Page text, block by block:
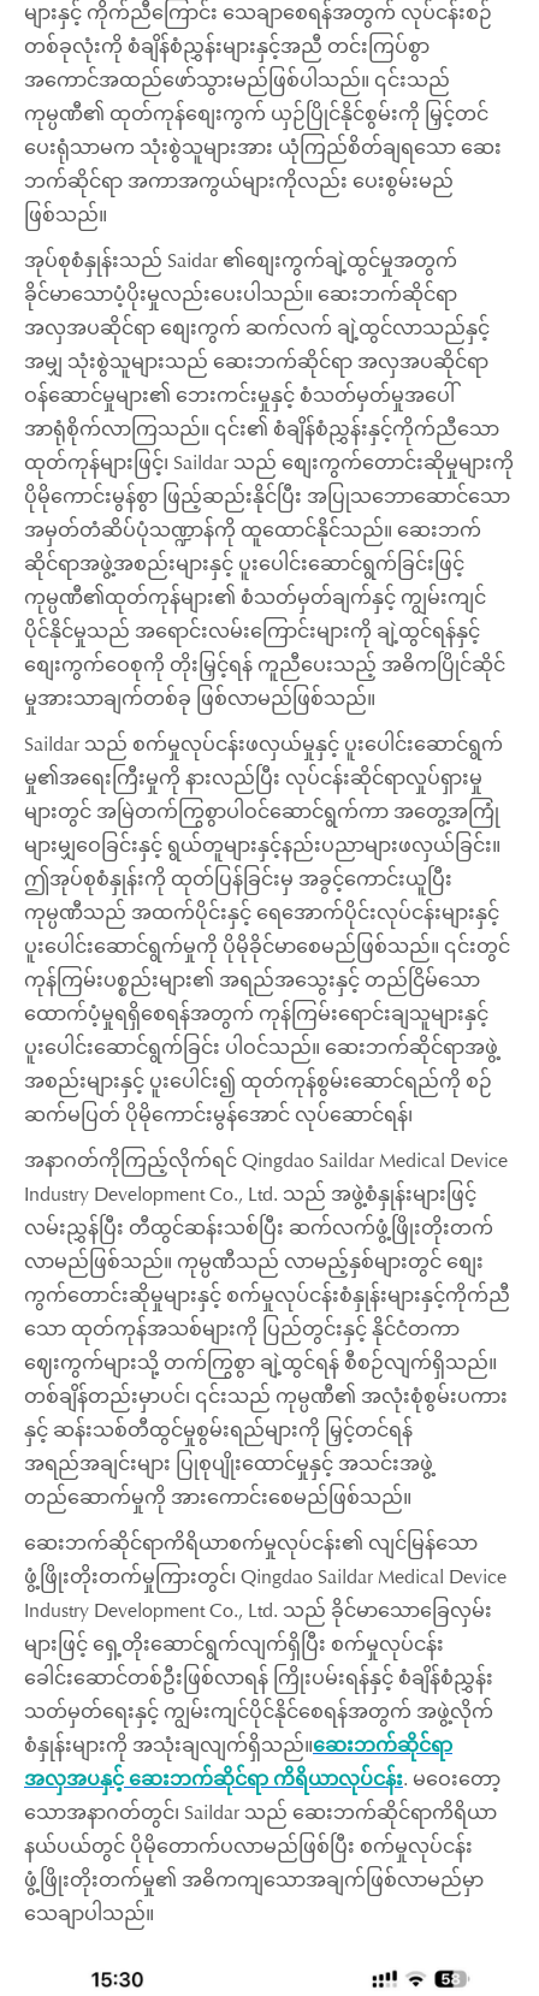
များနှင့် ကိုက်ညီကြောင်း သေချာစေရန်အတွက် လုပ်ငန်းစဉ်
တစ်ခုလုံးကို စံချိန်စံညွှန်းများနှင့်အညီ တင်းကြပ်စွာ
အကောင်အထည်ဖော်သွားမည်ဖြစ်ပါသည်။ ၎င်းသည်
ကုမ္ပဏီ၏ ထုတ်ကုန်စျေးကွက် ယှဉ်ပြိုင်နိုင်စွမ်းကို မြှင့်တင်
ပေးရုံသာမက သုံးစွဲသူများအား ယုံကြည်စိတ်ချရသော ဆေး
ဘက်ဆိုင်ရာ အကာအကွယ်များကိုလည်း ပေးစွမ်းမည်
ဖြစ်သည်။
အုပ်စုစံနှုန်းသည် Saidar ၏စျေးကွက်ချဲ့ထွင်မှုအတွက်
ခိုင်မာသောပံ့ပိုးမှုလည်းပေးပါသည်။ ဆေးဘက်ဆိုင်ရာ
အလှအပဆိုင်ရာ စျေးကွက် ဆက်လက် ချဲ့ထွင်လာသည်နှင့်
အမျှ သုံးစွဲသူများသည် ဆေးဘက်ဆိုင်ရာ အလှအပဆိုင်ရာ
ဝန်ဆောင်မှုများ၏ ဘေးကင်းမှုနှင့် စံသတ်မှတ်မှုအပေါ်
အာရုံစိုက်လာကြသည်။ ၎င်း၏ စံချိန်စံညွှန်းနှင့်ကိုက်ညီသော
ထုတ်ကုန်များဖြင့်၊ Saildar သည် စျေးကွက်တောင်းဆိုမှုများကို
ပိုမိုကောင်းမွန်စွာ ဖြည့်ဆည်းနိုင်ပြီး အပြုသဘောဆောင်သော
အမှတ်တံဆိပ်ပုံသဏ္ဍာန်ကို ထူထောင်နိုင်သည်။ ဆေးဘက်
ဆိုင်ရာအဖွဲ့အစည်းများနှင့် ပူးပေါင်းဆောင်ရွက်ခြင်းဖြင့်
ကုမ္ပဏီ၏ထုတ်ကုန်များ၏ စံသတ်မှတ်ချက်နှင့် ကျွမ်းကျင်
ပိုင်နိုင်မှုသည် အရောင်းလမ်းကြောင်းများကို ချဲ့ထွင်ရန်နှင့်
စျေးကွက်ဝေစုကို တိုးမြှင့်ရန် ကူညီပေးသည့် အဓိကပြိုင်ဆိုင်
မှုအားသာချက်တစ်ခု ဖြစ်လာမည်ဖြစ်သည်။
Saildar သည် စက်မှုလုပ်ငန်းဖလှယ်မှုနှင့် ပူးပေါင်းဆောင်ရွက်
မှု၏အရေးကြီးမှုကို နားလည်ပြီး လုပ်ငန်းဆိုင်ရာလှုပ်ရှားမှု
များတွင် အမြဲတက်ကြွစွာပါဝင်ဆောင်ရွက်ကာ အတွေ့အကြုံ
များမျှဝေခြင်းနှင့် ရွယ်တူများနှင့်နည်းပညာများဖလှယ်ခြင်း။
ဤအုပ်စုစံနှုန်းကို ထုတ်ပြန်ခြင်းမှ အခွင့်ကောင်းယူပြီး
ကုမ္ပဏီသည် အထက်ပိုင်းနှင့် ရေအောက်ပိုင်းလုပ်ငန်းများနှင့်
ပူးပေါင်းဆောင်ရွက်မှုကို ပိုမိုခိုင်မာစေမည်ဖြစ်သည်။ ၎င်းတွင်
ကုန်ကြမ်းပစ္စည်းများ၏ အရည်အသွေးနှင့် တည်ငြိမ်သော
ထောက်ပံ့မှုရရှိစေရန်အတွက် ကုန်ကြမ်းရောင်းချသူများနှင့်
ပူးပေါင်းဆောင်ရွက်ခြင်း ပါဝင်သည်။ ဆေးဘက်ဆိုင်ရာအဖွဲ့
အစည်းများနှင့် ပူးပေါင်း၍ ထုတ်ကုန်စွမ်းဆောင်ရည်ကို စဉ်
ဆက်မပြတ် ပိုမိုကောင်းမွန်အောင် လုပ်ဆောင်ရန်၊
အနာဂတ်ကိုကြည့်လိုက်ရင် Qingdao Saildar Medical Device
Industry Development Co., Ltd. သည် အဖွဲ့စံနှုန်းများဖြင့်
လမ်းညွှန်ပြီး တီထွင်ဆန်းသစ်ပြီး ဆက်လက်ဖွံ့ဖြိုးတိုးတက်
လာမည်ဖြစ်သည်။ ကုမ္ပဏီသည် လာမည့်နှစ်များတွင် စျေး
ကွက်တောင်းဆိုမှုများနှင့် စက်မှုလုပ်ငန်းစံနှုန်းများနှင့်ကိုက်ညီ
သော ထုတ်ကုန်အသစ်များကို ပြည်တွင်းနှင့် နိုင်ငံတကာ
ဈေးကွက်များသို့ တက်ကြွစွာ ချဲ့ထွင်ရန် စီစဉ်လျက်ရှိသည်။
တစ်ချိန်တည်းမှာပင်၊ ၎င်းသည် ကုမ္ပဏီ၏ အလုံးစုံစွမ်းပကား
နှင့် ဆန်းသစ်တီထွင်မှုစွမ်းရည်များကို မြှင့်တင်ရန်
အရည်အချင်းများ ပြုစုပျိုးထောင်မှုနှင့် အသင်းအဖွဲ့
တည်ဆောက်မှုကို အားကောင်းစေမည်ဖြစ်သည်။
ဆေးဘက်ဆိုင်ရာကိရိယာစက်မှုလုပ်ငန်း၏ လျင်မြန်သော
ဖွံ့ဖြိုးတိုးတက်မှုကြားတွင်၊ Qingdao Saildar Medical Device
Industry Development Co., Ltd. သည် ခိုင်မာသောခြေလှမ်း
များဖြင့် ရှေ့တိုးဆောင်ရွက်လျက်ရှိပြီး စက်မှုလုပ်ငန်း
ခေါင်းဆောင်တစ်ဦးဖြစ်လာရန် ကြိုးပမ်းရန်နှင့် စံချိန်စံညွှန်း
သတ်မှတ်ရေးနှင့် ကျွမ်းကျင်ပိုင်နိုင်စေရန်အတွက် အဖွဲ့လိုက်
စံနှုန်းများကို အသုံးချလျက်ရှိသည်။ဆေးဘက်ဆိုင်ရာ
အလှအပနှင့် ဆေးဘက်ဆိုင်ရာ ကိရိယာလုပ်ငန်း. မဝေးတော့
သောအနာဂတ်တွင်၊ Saildar သည် ဆေးဘက်ဆိုင်ရာကိရိယာ
နယ်ပယ်တွင် ပိုမိုတောက်ပလာမည်ဖြစ်ပြီး စက်မှုလုပ်ငန်း
ဖွံ့ဖြိုးတိုးတက်မှု၏ အဓိကကျသောအချက်ဖြစ်လာမည်မှာ
သေချာပါသည်။